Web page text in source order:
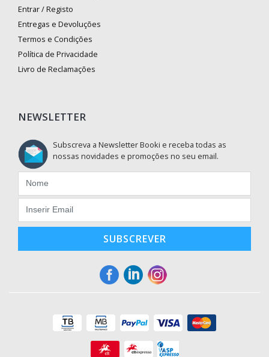
Entrar / Registo
Entregas e Devoluções
Termos e Condições
Política de Privacidade
Livro de Reclamações
NEWSLETTER
Subscreva a Newsletter Booki e receba todas as
nossas novidades e promoções no seu email.
SUBSCREVER